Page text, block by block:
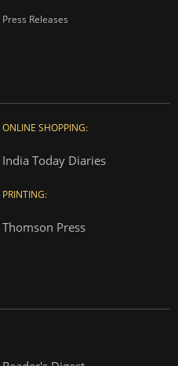
Press Releases
ONLINE SHOPPING:
India Today Diaries
PRINTING:
Thomson Press